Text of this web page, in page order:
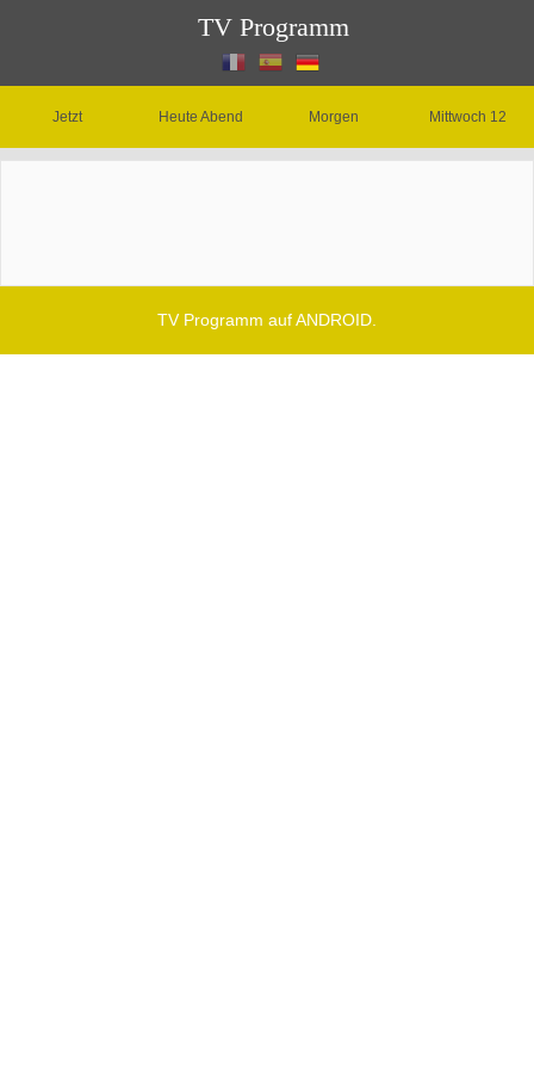
TV Programm
Jetzt Heute Abend Morgen Mittwoch 12
TV Programm auf ANDROID.